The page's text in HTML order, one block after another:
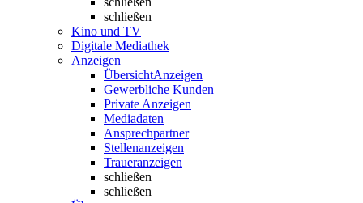
schließen
Kino und TV
Digitale Mediathek
Anzeigen
ÜbersichtAnzeigen
Gewerbliche Kunden
Private Anzeigen
Mediadaten
Ansprechpartner
Stellenanzeigen
Traueranzeigen
schließen
schließen